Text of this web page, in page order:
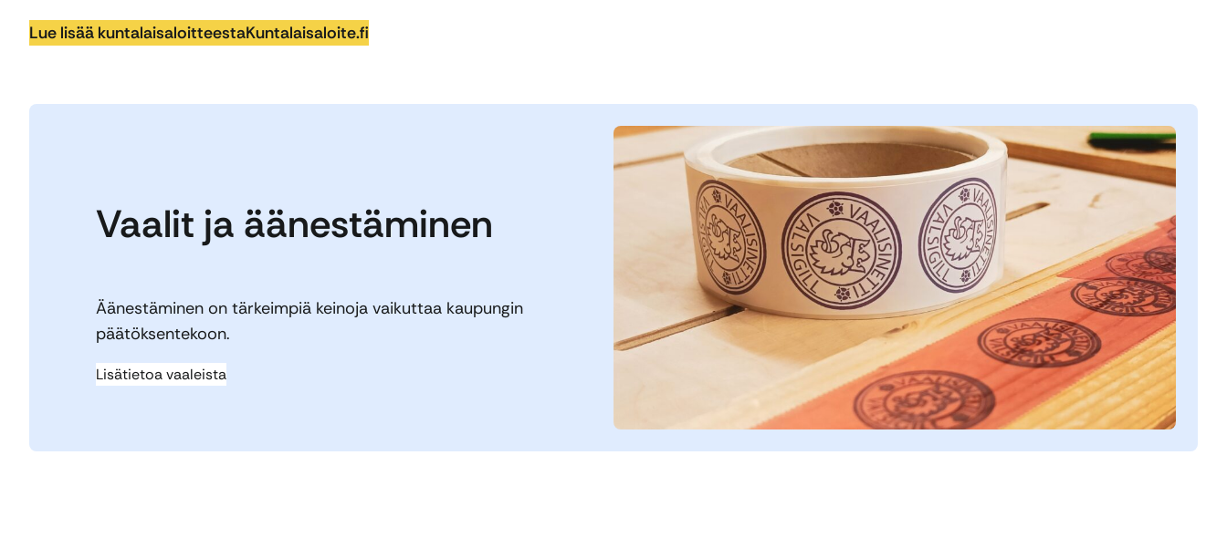
Lue lisää kuntalaisaloitteestaKuntalaisaloite.fi
Vaalit ja äänestäminen
Äänestäminen on tärkeimpiä keinoja vaikuttaa kaupungin
päätöksentekoon.
Lisätietoa vaaleista